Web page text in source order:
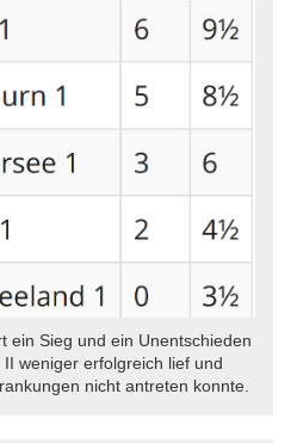
ein Sieg und ein Unentschieden
weniger erfolgreich lief und
nicht antreten konnte.